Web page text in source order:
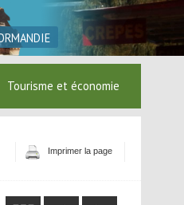
Tourisme et économie
Imprimer la page